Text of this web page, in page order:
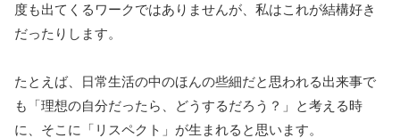
度も出てくるワークではありませんが、私はこれが結構好き
だったりします。
たとえば、日常生活の中のほんの些細だと思われる出来事で
も「理想の自分だったら、どうするだろう？」と考える時
に、そこに「リスペクト」が生まれると思います。